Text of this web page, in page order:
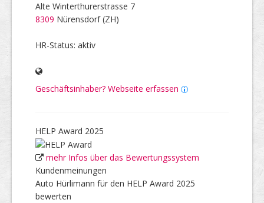
Alte Winterthurerstrasse 7
8309 Nürensdorf (ZH)
HR-Status: aktiv
Geschäftsinhaber? Webseite erfassen
HELP Award 2025
mehr Infos über das Bewertungssystem
Kundenmeinungen
Auto Hürlimann für den HELP Award 2025
bewerten